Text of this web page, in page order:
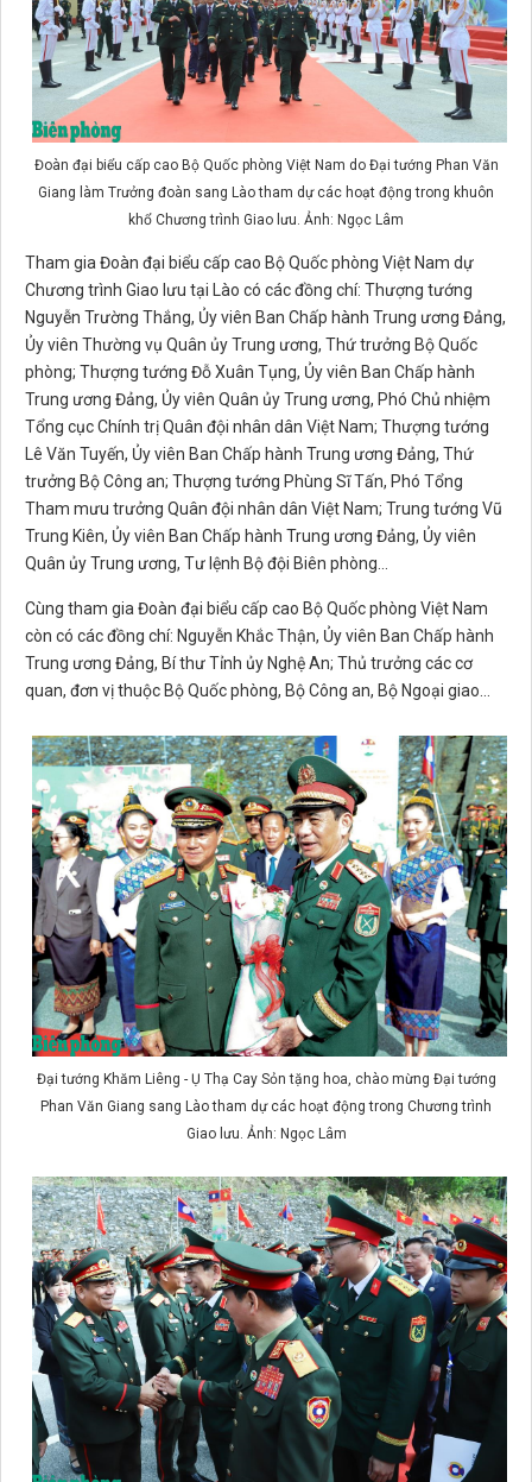
Đoàn đại biểu cấp cao Bộ Quốc phòng Việt Nam do Đại tướng Phan Văn
Giang làm Trưởng đoàn sang Lào tham dự các hoạt động trong khuôn
khổ Chương trình Giao lưu. Ảnh: Ngọc Lâm
Tham gia Đoàn đại biểu cấp cao Bộ Quốc phòng Việt Nam dự
Chương trình Giao lưu tại Lào có các đồng chí: Thượng tướng
Nguyễn Trường Thắng, Ủy viên Ban Chấp hành Trung ương Đảng,
Ủy viên Thường vụ Quân ủy Trung ương, Thứ trưởng Bộ Quốc
phòng; Thượng tướng Đỗ Xuân Tụng, Ủy viên Ban Chấp hành
Trung ương Đảng, Ủy viên Quân ủy Trung ương, Phó Chủ nhiệm
Tổng cục Chính trị Quân đội nhân dân Việt Nam; Thượng tướng
Lê Văn Tuyến, Ủy viên Ban Chấp hành Trung ương Đảng, Thứ
trưởng Bộ Công an; Thượng tướng Phùng Sĩ Tấn, Phó Tổng
Tham mưu trưởng Quân đội nhân dân Việt Nam; Trung tướng Vũ
Trung Kiên, Ủy viên Ban Chấp hành Trung ương Đảng, Ủy viên
Quân ủy Trung ương, Tư lệnh Bộ đội Biên phòng...
Cùng tham gia Đoàn đại biểu cấp cao Bộ Quốc phòng Việt Nam
còn có các đồng chí: Nguyễn Khắc Thận, Ủy viên Ban Chấp hành
Trung ương Đảng, Bí thư Tỉnh ủy Nghệ An; Thủ trưởng các cơ
quan, đơn vị thuộc Bộ Quốc phòng, Bộ Công an, Bộ Ngoại giao...
Đại tướng Khăm Liêng - Ụ Thạ Cay Sỏn tặng hoa, chào mừng Đại tướng
Phan Văn Giang sang Lào tham dự các hoạt động trong Chương trình
Giao lưu. Ảnh: Ngọc Lâm